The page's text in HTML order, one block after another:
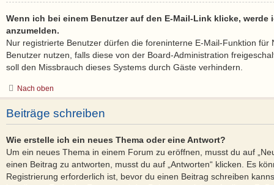
Wenn ich bei einem Benutzer auf den E-Mail-Link klicke, werde
anzumelden.
Nur registrierte Benutzer dürfen die foreninterne E-Mail-Funktion für
Benutzer nutzen, falls diese von der Board-Administration
soll den Missbrauch dieses Systems durch Gäste verhindern.
Nach oben
Beiträge schreiben
Wie erstelle ich ein neues Thema oder eine Antwort?
Um ein neues Thema in einem Forum zu eröffnen, musst du auf
einen Beitrag zu antworten, musst du auf „Antworten“ klicken. Es
Registrierung erforderlich ist, bevor du einen Beitrag schreiben